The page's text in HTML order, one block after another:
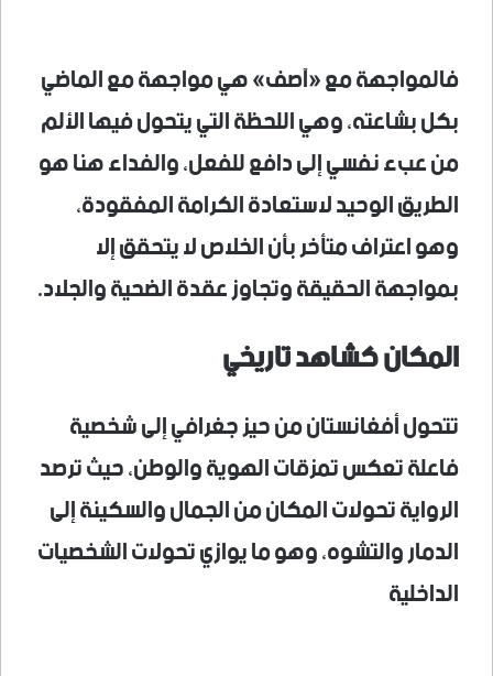
فالمواجهة مع «آصف» هي مواجهة مع الماضي
بكل بشاعته، وهي اللحظة التي يتحول فيها الألم
من عبء نفسي إلى دافع للفعل، والفداء هنا هو
الطريق الوحيد لاستعادة الكرامة المفقودة،
وهو اعتراف متأخر بأن الخلاص لا يتحقق إلا
بمواجهة الحقيقة وتجاوز عقدة الضحية والجلاد.
المكان كشاهد تاريخي
تتحول أفغانستان من حيز جغرافي إلى شخصية
فاعلة تعكس تمزقات الهوية والوطن، حيث ترصد
الرواية تحولات المكان من الجمال والسكينة إلى
الدمار والتشوه، وهو ما يوازي تحولات الشخصيات
الداخلية